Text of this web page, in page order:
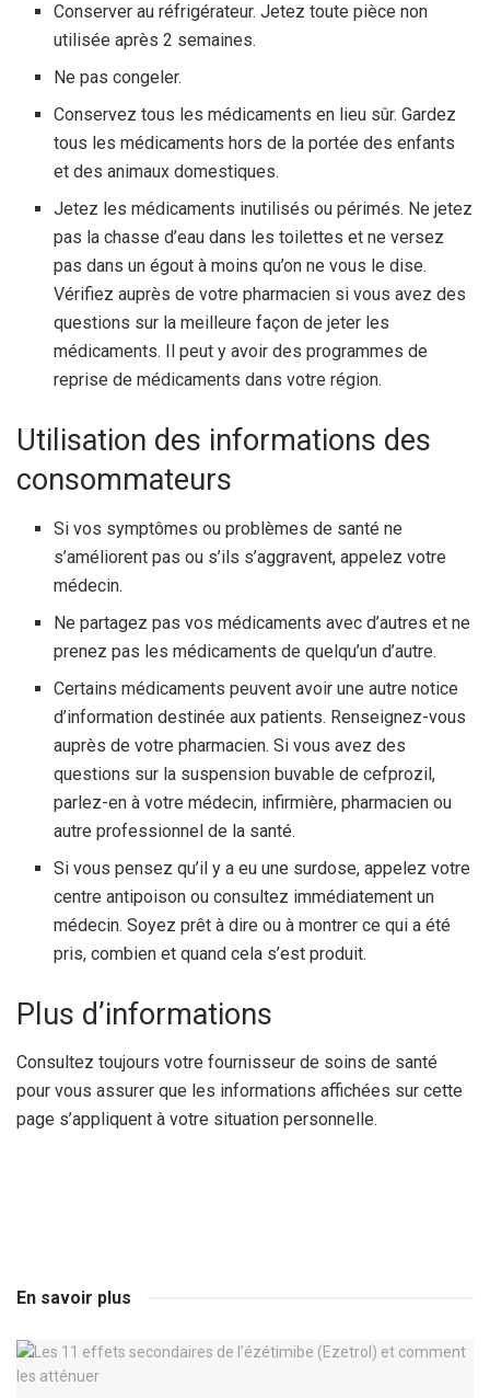
Conserver au réfrigérateur. Jetez toute pièce non
utilisée après 2 semaines.
Ne pas congeler.
Conservez tous les médicaments en lieu sûr. Gardez
tous les médicaments hors de la portée des enfants
et des animaux domestiques.
Jetez les médicaments inutilisés ou périmés. Ne jetez
pas la chasse d’eau dans les toilettes et ne versez
pas dans un égout à moins qu’on ne vous le dise.
Vérifiez auprès de votre pharmacien si vous avez des
questions sur la meilleure façon de jeter les
médicaments. Il peut y avoir des programmes de
reprise de médicaments dans votre région.
Utilisation des informations des
consommateurs
Si vos symptômes ou problèmes de santé ne
s’améliorent pas ou s’ils s’aggravent, appelez votre
médecin.
Ne partagez pas vos médicaments avec d’autres et ne
prenez pas les médicaments de quelqu’un d’autre.
Certains médicaments peuvent avoir une autre notice
d’information destinée aux patients. Renseignez-vous
auprès de votre pharmacien. Si vous avez des
questions sur la suspension buvable de cefprozil,
parlez-en à votre médecin, infirmière, pharmacien ou
autre professionnel de la santé.
Si vous pensez qu’il y a eu une surdose, appelez votre
centre antipoison ou consultez immédiatement un
médecin. Soyez prêt à dire ou à montrer ce qui a été
pris, combien et quand cela s’est produit.
Plus d’informations
Consultez toujours votre fournisseur de soins de santé
pour vous assurer que les informations affichées sur cette
page s’appliquent à votre situation personnelle.
En savoir plus